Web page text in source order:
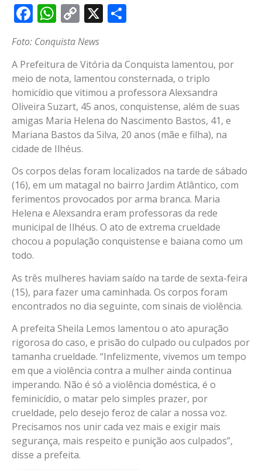
Facebook
WhatsApp
Copy
Link
X
Foto: Conquista News
A Prefeitura de Vitória da Conquista lamentou, por
meio de nota, lamentou consternada, o triplo
homicídio que vitimou a professora Alexsandra
Oliveira Suzart, 45 anos, conquistense, além de suas
amigas Maria Helena do Nascimento Bastos, 41, e
Mariana Bastos da Silva, 20 anos (mãe e filha), na
cidade de Ilhéus.
Os corpos delas foram localizados na tarde de sábado
(16), em um matagal no bairro Jardim Atlântico, com
ferimentos provocados por arma branca. Maria
Helena e Alexsandra eram professoras da rede
municipal de Ilhéus. O ato de extrema crueldade
chocou a população conquistense e baiana como um
todo.
As três mulheres haviam saído na tarde de sexta-feira
(15), para fazer uma caminhada. Os corpos foram
encontrados no dia seguinte, com sinais de violência.
A prefeita Sheila Lemos lamentou o ato apuração
rigorosa do caso, e prisão do culpado ou culpados por
tamanha crueldade. “Infelizmente, vivemos um tempo
em que a violência contra a mulher ainda continua
imperando. Não é só a violência doméstica, é o
feminicídio, o matar pelo simples prazer, por
crueldade, pelo desejo feroz de calar a nossa voz.
Precisamos nos unir cada vez mais e exigir mais
segurança, mais respeito e punição aos culpados”,
disse a prefeita.